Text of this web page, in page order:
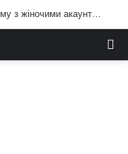
Спецслужби РФ вигадали нову схему з жіночими акаунтами в Україні: як виманюють військових